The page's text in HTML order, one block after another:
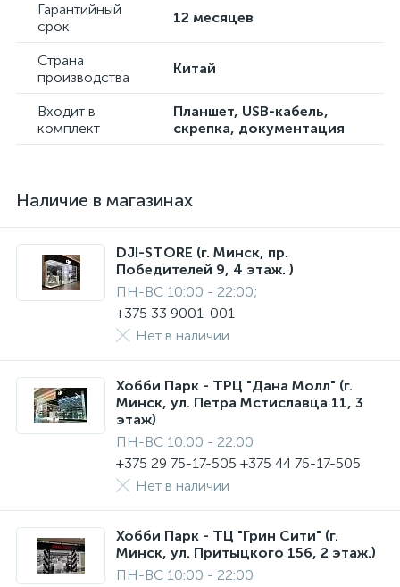
Гарантийный
срок
12 месяцев
Страна
производства
Китай
Входит в
комплект
Планшет, USB-кабель,
скрепка, документация
Наличие в магазинах
DJI-STORE (г. Минск, пр.
Победителей 9, 4 этаж. )
ПН-ВС 10:00 - 22:00;
+375 33 9001-001
Нет в наличии
Хобби Парк - ТРЦ "Дана Молл" (г.
Минск, ул. Петра Мстиславца 11, 3
этаж)
ПН-ВС 10:00 - 22:00
+375 29 75-17-505 +375 44 75-17-505
Нет в наличии
Хобби Парк - ТЦ "Грин Сити" (г.
Минск, ул. Притыцкого 156, 2 этаж.)
ПН-ВС 10:00 - 22:00